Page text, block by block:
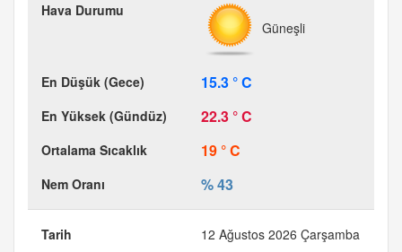
Güneşli
15.3 ° C
22.3 ° C
19 ° C
% 43
12 Ağustos 2026 Çarşamba